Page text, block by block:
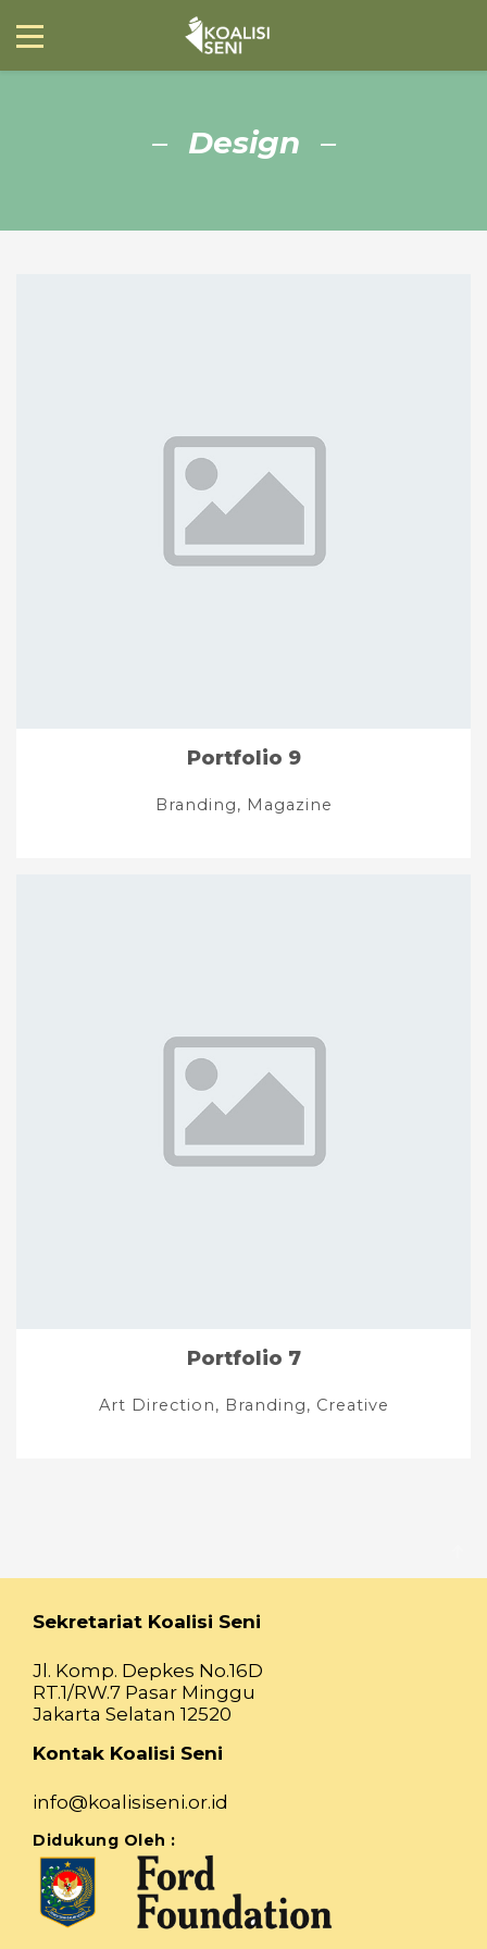
Design
Portfolio 9
Branding, Magazine
Portfolio 7
Art Direction, Branding, Creative
Sekretariat Koalisi Seni
Jl. Komp. Depkes No.16D
RT.1/RW.7 Pasar Minggu
Jakarta Selatan 12520
Kontak Koalisi Seni
info@koalisiseni.or.id
Didukung Oleh :